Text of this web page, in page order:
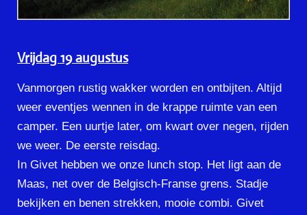
Vrijdag 19 augustus
Vanmorgen rustig wakker worden en ontbijten. Altijd
weer eventjes wennen in de krappe ruimte van een
camper. Een uurtje later, om kwart over negen, rijden
we weer. De eerste reisdag.
In Givet hebben we onze lunch stop. Het ligt aan de
Maas, net over de Belgisch-Franse grens. Stadje
bekijken en benen strekken, mooie combi. Givet